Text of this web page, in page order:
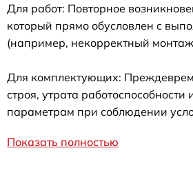
Для работ: Повторное
который прямо обусловлен с
(например, некорректный
Для комплектующих:
строя, утрата работоспособности
параметрам при соблюдении
Показать полностью